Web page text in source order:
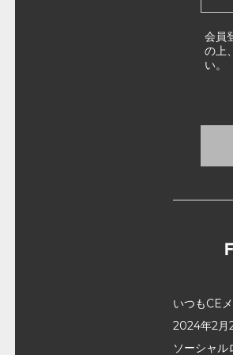
会員
の上
い。
いつもCE
2024年2月
ソーシャ